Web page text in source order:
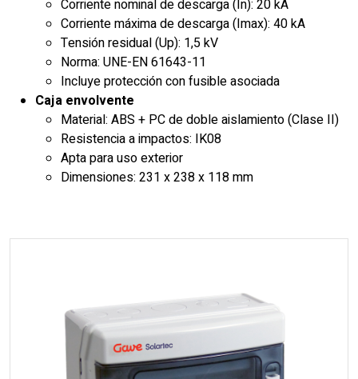
Corriente nominal de descarga (In): 20 kA
Corriente máxima de descarga (Imax): 40 kA
Tensión residual (Up): 1,5 kV
Norma: UNE-EN 61643-11
Incluye protección con fusible asociada
Caja envolvente
Material: ABS + PC de doble aislamiento (Clase II)
Resistencia a impactos: IK08
Apta para uso exterior
Dimensiones: 231 x 238 x 118 mm